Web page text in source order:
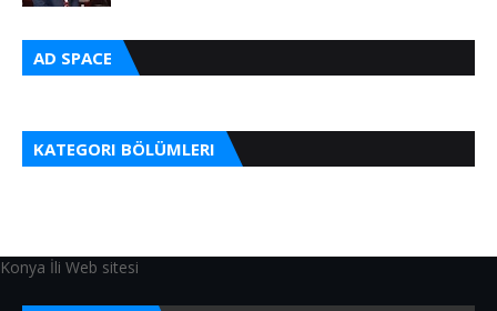
AD SPACE
KATEGORI BÖLÜMLERI
Konya İli Web sitesi